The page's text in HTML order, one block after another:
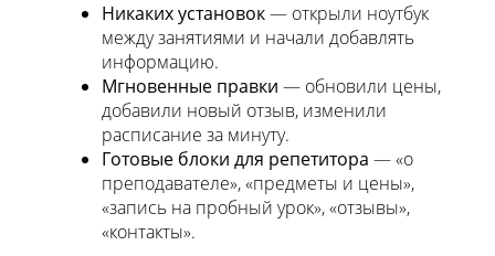
Никаких установок— открыли ноутбук
между занятиями и начали добавлять
информацию.
Мгновенные правки — обновили цены,
добавили новый отзыв, изменили
расписание за минуту.
Готовые блоки для репетитора — «о
преподавателе», «предметы и цены»,
«запись на пробный урок», «отзывы»,
«контакты».